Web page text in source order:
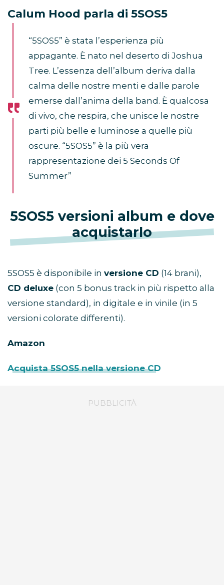
Calum Hood parla di 5SOS5
“5SOS5” è stata l’esperienza più
appagante. È nato nel deserto di Joshua
Tree. L’essenza dell’album deriva dalla
calma delle nostre menti e dalle parole
emerse dall’anima della band. È qualcosa
di vivo, che respira, che unisce le nostre
parti più belle e luminose a quelle più
oscure. “5SOS5” è la più vera
rappresentazione dei 5 Seconds Of
Summer”
5SOS5 versioni album e dove
acquistarlo
5SOS5 è disponibile in versione CD (14 brani),
CD deluxe (con 5 bonus track in più rispetto alla
versione standard), in digitale e in vinile (in 5
versioni colorate differenti).
Amazon
Acquista 5SOS5 nella versione CD